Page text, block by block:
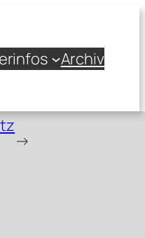
Archiv
→